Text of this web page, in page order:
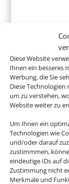
Diese Website
Ihnen ein besseres
Werbung, die Sie
Diese
um zu verstehen,
Website weiter zu
Um Ihnen ein
Technologien wie
und/oder darauf
zustimmmen,
eindeutige IDs auf
Zustimmung nicht
Merkmale und
Buchen